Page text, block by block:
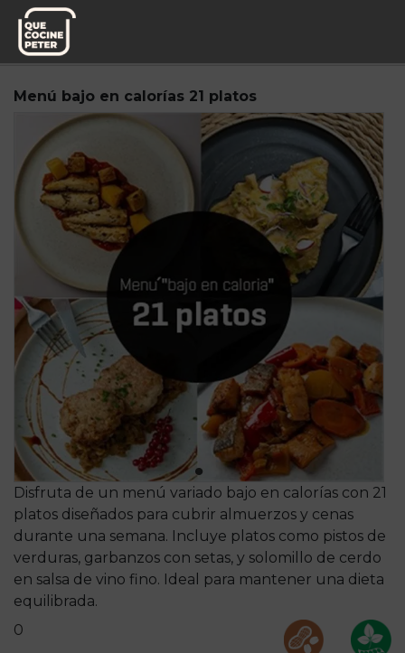
Pedido semanal
Menú bajo en calorías 21 platos
Disfruta de un menú variado bajo en calorías con 21
platos diseñados para cubrir almuerzos y cenas
durante una semana. Incluye platos como pistos de
verduras, garbanzos con setas, y solomillo de cerdo
en salsa de vino fino. Ideal para mantener una dieta
equilibrada.
0